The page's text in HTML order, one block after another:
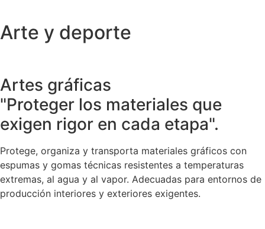
Arte y deporte
Artes gráficas
"Proteger los materiales que
exigen rigor en cada etapa".
Protege, organiza y transporta materiales gráficos con
espumas y gomas técnicas resistentes a temperaturas
extremas, al agua y al vapor. Adecuadas para entornos de
producción interiores y exteriores exigentes.